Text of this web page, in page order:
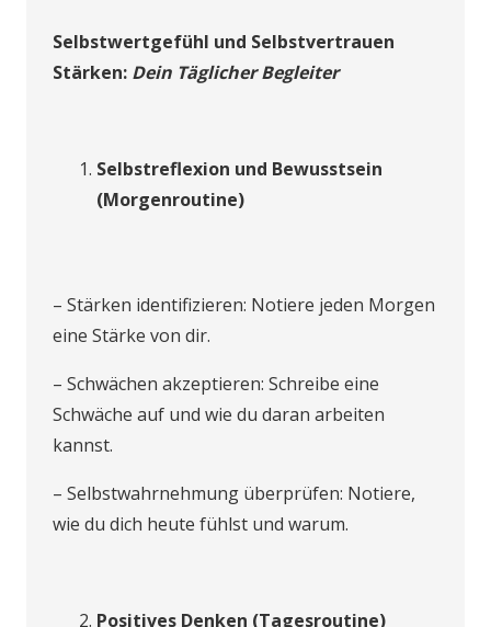
Selbstwertgefühl und Selbstvertrauen
Stärken: Dein Täglicher Begleiter
Selbstreflexion und Bewusstsein
(Morgenroutine)
– Stärken identifizieren: Notiere jeden Morgen
eine Stärke von dir.
– Schwächen akzeptieren: Schreibe eine
Schwäche auf und wie du daran arbeiten
kannst.
– Selbstwahrnehmung überprüfen: Notiere,
wie du dich heute fühlst und warum.
Positives Denken (Tagesroutine)